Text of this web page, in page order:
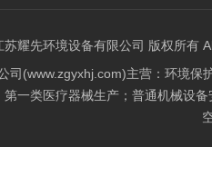
耀先环境设备有限公司 版权所有
司(www.zgyxhj.com)主营：环境
一类医疗器械生产；普通机械设